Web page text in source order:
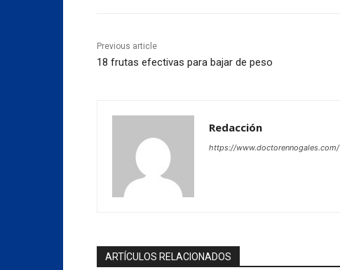
Previous article
18 frutas efectivas para bajar de peso
Redacción
https://www.doctorennogales.com/
ARTÍCULOS RELACIONADOS